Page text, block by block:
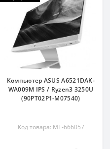
Компьютер ASUS A6521DAK-
WA009M IPS / Ryzen3 3250U
(90PT02P1-M07540)
Код товара: MT-666057